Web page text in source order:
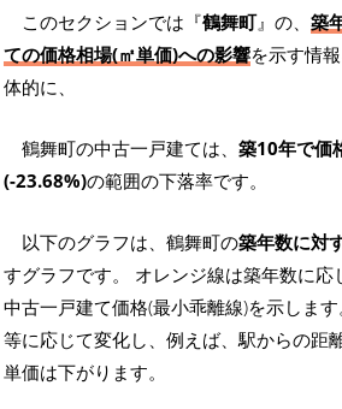
このセクションでは『鶴舞町』の、 築
ての価格相場(㎡単価)への影響を示す情
体的に、
鶴舞町の中古一戸建ては、 築10年で価
(-23.68%)の範囲の下落率です。
以下のグラフは、鶴舞町の築年数に対
すグラフです。 オレンジ線は築年数に応
中古一戸建て価格(最小乖離線)を示しま
等に応じて変化し、例えば、駅からの距
単価は下がります。